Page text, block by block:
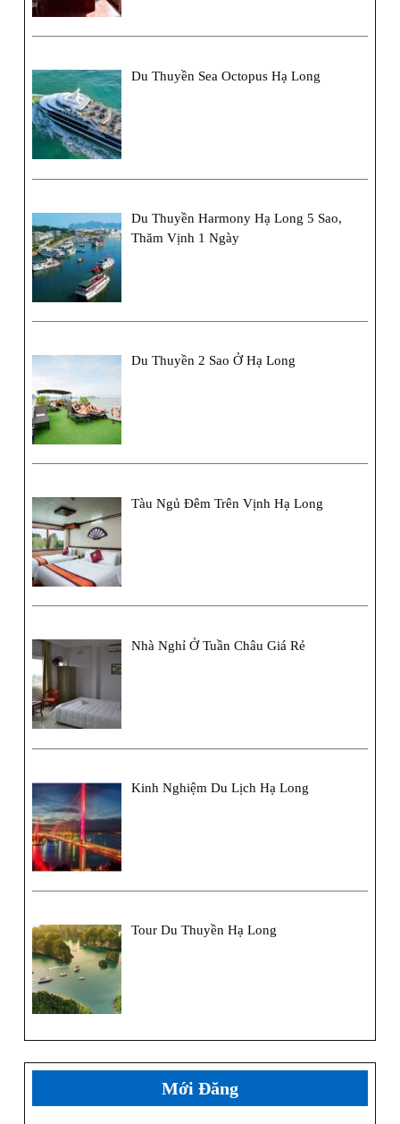
Du Thuyền Sea Octopus Hạ Long
Du Thuyền Harmony Hạ Long 5 Sao,
Thăm Vịnh 1 Ngày
Du Thuyền 2 Sao Ở Hạ Long
Tàu Ngủ Đêm Trên Vịnh Hạ Long
Nhà Nghỉ Ở Tuần Châu Giá Rẻ
Kinh Nghiệm Du Lịch Hạ Long
Tour Du Thuyền Hạ Long
Mới Đăng